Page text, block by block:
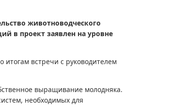
животноводческого
в проект заявлен на уровне
встречи с руководителем
выращивание молодняка.
необходимых для